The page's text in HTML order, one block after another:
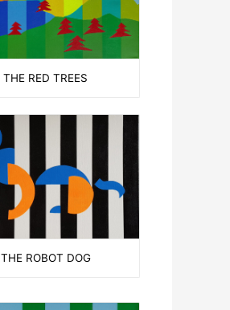
THE RED TREES
THE ROBOT DOG